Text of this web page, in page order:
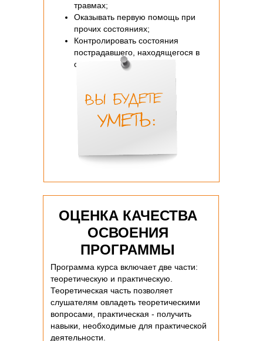
травмах;
Оказывать первую помощь при
прочих состояниях;
Контролировать состояния
пострадавшего, находящегося в
сознании, без сознания.
Программа курса включает две части:
теоретическую и практическую.
Теоретическая часть позволяет
слушателям овладеть теоретическими
вопросами, практическая - получить
навыки, необходимые для практической
деятельности.
ОЦЕНКА КАЧЕСТВА
ОСВОЕНИЯ
ПРОГРАММЫ